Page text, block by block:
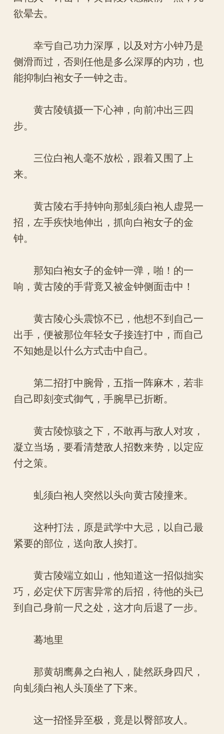
欲晕去。
幸亏自己功力深厚，以及对方小钟乃是
侧滑而过，否则任他是多么深厚的内功，也
能抑制白袍女子一钟之击。
黄古陵镇摄一下心神，向前冲出三四
步。
三位白袍人毫不放松，跟着又围了上
来。
黄古陵右手持钟向那虬须白袍人虚晃一
招，左手疾快地伸出，抓向白袍女子的金
钟。
那知白袍女子的金钟一弹，啪！的一
响，黄古陵的手背竟又被金钟侧面击中！
黄古陵心头震惊不已，他想不到自己一
出手，便被那位年轻女子接连打中，而自己
不知她是以什么方式击中自己。
第二招打中腕骨，五指一阵麻木，若非
自己即刻变式御气，手腕早已折断。
黄古陵惊骇之下，不敢再与敌人对攻，
凝立当场，要看清楚敌人招数来势，以定应
付之策。
虬须白袍人突然以头向黄古陵撞来。
这种打法，原是武学中大忌，以自己最
紧要的部位，送向敌人挨打。
黄古陵端立如山，他知道这一招似拙实
巧，必定伏下厉害异常的后招，待他的头已
到自己身前一尺之处，这才向后退了一步。
蓦地里
那黄胡鹰鼻之白袍人，陡然跃身四尺，
向虬须白袍人头顶坐了下来。
这一招怪异至极，竟是以臀部攻人。